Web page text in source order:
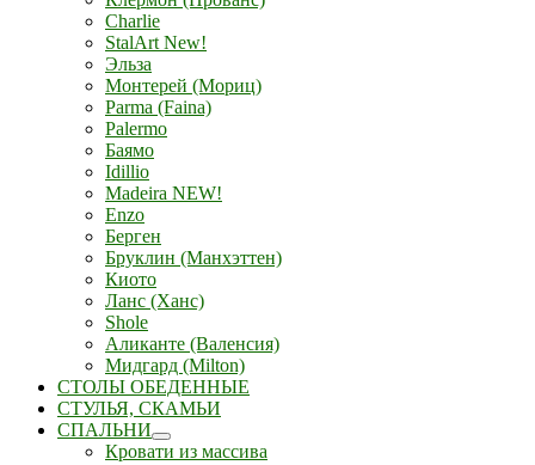
Charlie
StalArt New!
Эльза
Монтерей (Мориц)
Parma (Faina)
Palermo
Баямо
Idillio
Madeira NEW!
Enzo
Берген
Бруклин (Манхэттен)
Киото
Ланс (Ханс)
Shole
Аликанте (Валенсия)
Мидгард (Milton)
СТОЛЫ ОБЕДЕННЫЕ
СТУЛЬЯ, СКАМЬИ
СПАЛЬНИ
Кровати из массива